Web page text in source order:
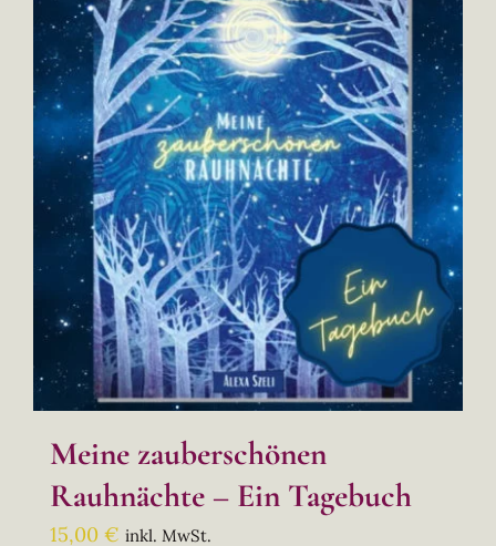
Meine zauberschönen
Rauhnächte – Ein Tagebuch
15,00 € inkl. MwSt.